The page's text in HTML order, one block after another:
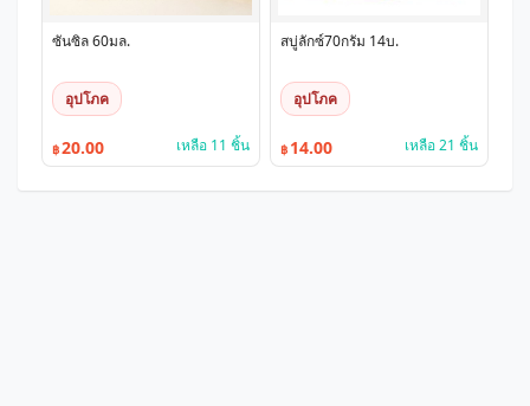
ซันซิล 60มล.
อุปโภค
฿20.00 เหลือ 11 ชิ้น
สบู่ลักซ์70กรัม 14บ.
อุปโภค
฿ 14.00 เหลือ 21 ชิ้น